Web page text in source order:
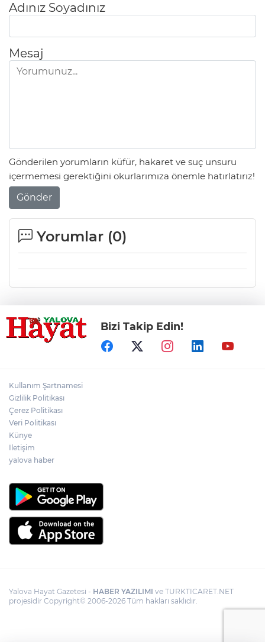
Adınız Soyadınız
Mesaj
Gönderilen yorumların küfür, hakaret ve suç unsuru
içermemesi gerektiğini okurlarımıza önemle hatırlatırız!
Gönder
Yorumlar (0)
Bizi Takip Edin!
Kullanım Şartnamesi
Gizlilik Politikası
Çerez Politikası
Veri Politikası
Künye
İletişim
yalova haber
Yalova Hayat Gazetesi - HABER YAZILIMI ve TURKTICARET.NET
projesidir Copyright© 2006-2026 Tüm hakları saklıdır.